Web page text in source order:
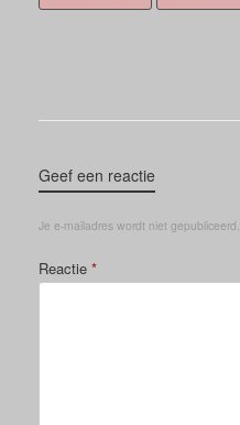
Geef een reactie
Je e-mailadres wordt niet gepubliceerd.
Reactie *